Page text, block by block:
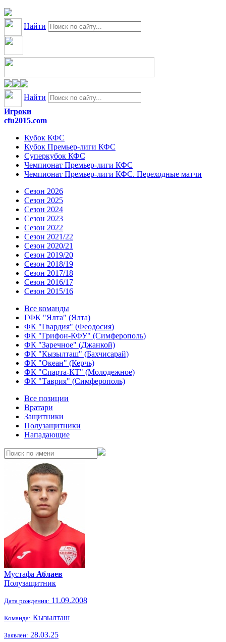
Найти
Найти
Игроки
cfu2015.com
Кубок КФС
Кубок Премьер-лиги КФС
Суперкубок КФС
Чемпионат Премьер-лиги КФС
Чемпионат Премьер-лиги КФС. Переходные матчи
Сезон 2026
Сезон 2025
Сезон 2024
Сезон 2023
Сезон 2022
Сезон 2021/22
Сезон 2020/21
Сезон 2019/20
Сезон 2018/19
Сезон 2017/18
Сезон 2016/17
Сезон 2015/16
Все команды
ГФК "Ялта" (Ялта)
ФК "Гвардия" (Феодосия)
ФК "Грифон-КФУ" (Симферополь)
ФК "Заречное" (Джанкой)
ФК "Кызылташ" (Бахчисарай)
ФК "Океан" (Керчь)
ФК "Спарта-КТ" (Молодежное)
ФК "Таврия" (Симферополь)
Все позиции
Вратари
Защитники
Полузащитники
Нападающие
Мустафа Аблаев
Полузащитник
Дата рождения: 11.09.2008
Команда: Кызылташ
Заявлен: 28.03.25